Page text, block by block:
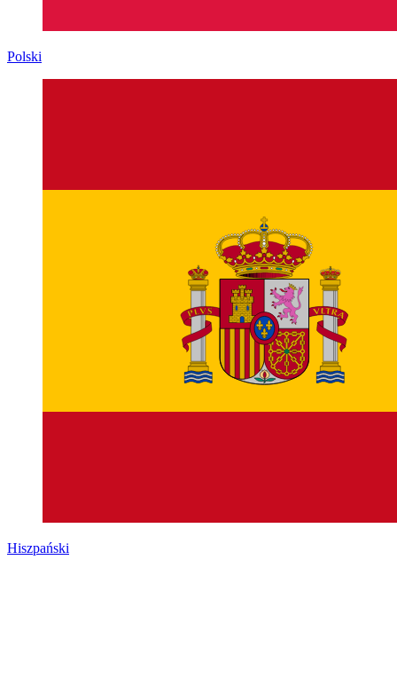
Polski
Hiszpański